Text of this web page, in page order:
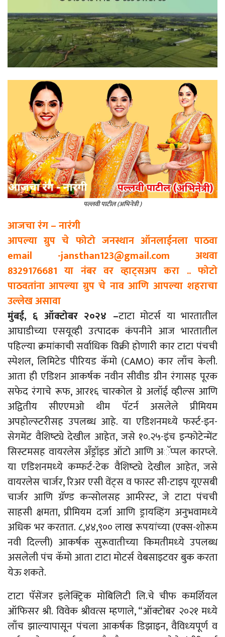
पल्लवी पाटील (अभिनेत्री )
आजचा रंग – नारंगी
आपल्या ग्रुप चे फोटो जनस्थान ऑनलाईनला पाठवा
email -jansthan123@gmail.com अथवा
8329176681 या नंबर वर व्हाट्सअप करा .. फोटो
पाठवतांना आपल्या ग्रुप चे नाव आणि आपल्या शहराचा
उल्लेख असावा
मुंबई, ६ ऑक्टोबर २०२४ –टाटा मोटर्स या भारतातील
आघाडीच्‍या एसयूव्‍ही उत्‍पादक कंपनीने आज भारतातील
पहिल्‍या क्रमांकाची सर्वाधिक विक्री होणारी कार टाटा पंचची
स्‍पेशल, लिमिटेड पीरियड कॅमो (CAMO) कार लाँच केली.
आता ही एडिशन आकर्षक नवीन सीवीड ग्रीन रंगासह पूरक
सफेद रंगाचे रूफ, आर१६ चारकोल ग्रे अलॉई व्‍हील्‍स आणि
अद्वितीय सीएएमओ थीम पॅटर्न असलेले प्रीमियम
अपहोल्‍स्‍टरीसह उपलब्‍ध आहे. या एडिशनमध्‍ये फर्स्‍ट-इन-
सेगमेंट वैशिष्‍ट्ये देखील आहेत, जसे १०.२५-इंच इन्‍फोटेन्‍मेंट
सिस्‍टमसह वायरलेस अँड्रॉइड ऑटो आणि अॅप्‍पल कारप्‍ले.
या एडिशनमध्‍ये कम्‍फर्ट-टेक वैशिष्‍ट्ये देखील आहेत, जसे
वायरलेस चार्जर, रिअर एसी वेंट्स व फास्‍ट सी-टाइप यूएसबी
चार्जर आणि ग्रॅण्‍ड कन्‍सोलसह आर्मरेस्‍ट, जे टाटा पंचची
साहसी क्षमता, प्रीमियम दर्जा आणि ड्रायव्हिंग अनुभवामध्‍ये
अधिक भर करतात. ८,४४,९०० लाख रूपयांच्‍या (एक्‍स-शोरूम
नवी दिल्‍ली) आकर्षक सुरूवातीच्‍या किमतीमध्‍ये उपलब्‍ध
असलेली पंच कॅमो आता टाटा मोटर्स वेबसाइटवर बुक करता
येऊ शकते.
टाटा पॅसेंजर इलेक्ट्रिक मोबिलिटी लि.चे चीफ कमर्शियल
ऑफिसर श्री. विवेक श्रीवत्‍स म्‍हणाले, “ऑक्‍टोबर २०२१ मध्‍ये
लाँच झाल्‍यापासून पंचला आकर्षक डिझाइन, वैविध्‍यपूर्ण व